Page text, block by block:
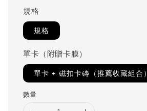
規格
規格
單卡（附贈卡膜）
單卡 + 磁扣卡磚（推薦收藏組合）
數量